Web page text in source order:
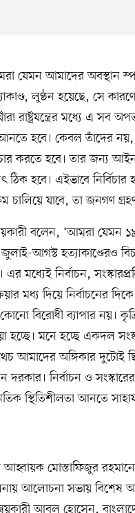
যেমন আমাদের অবস্থান
লুণ্ঠন হয়েছে, সে
রাষ্ট্রযন্ত্রের মধ্যে এ সব
হবে। কেবল তাঁদের নয়,
করতে হবে। তার জন্য
হবে। এইভাবে নির্বিচার
চালিয়ে যাবে, তা জনগণ
বলেন, ‘আমরা যেমন
আগস্ট হত্যাকাণ্ডেরও
মধ্যেই নির্বাচন,
মধ্য দিয়ে নির্বাচনের
বিরোধী ব্যাপার নয়।
হচ্ছে। মনে হচ্ছে একদল
আমাদের অঙ্গিকার দুটোই
দরকার। নির্বাচন ও
স্থিতিশীলতা আনতে
মোস্তাফিজুর
আলোচনা সভায় বিশেষ